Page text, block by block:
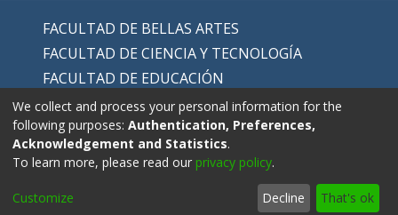
FACULTAD DE BELLAS ARTES
FACULTAD DE CIENCIA Y TECNOLOGÍA
FACULTAD DE EDUCACIÓN
FACULTAD DE EDUCACIÓN FÍSICA
FACULTAD DE HUMANIDADES
repositorio@upn.edu.co
We collect and process your personal information for the
following purposes: Authentication, Preferences,
Acknowledgement and Statistics.
To learn more, please read our privacy policy.
Customize Decline That's ok